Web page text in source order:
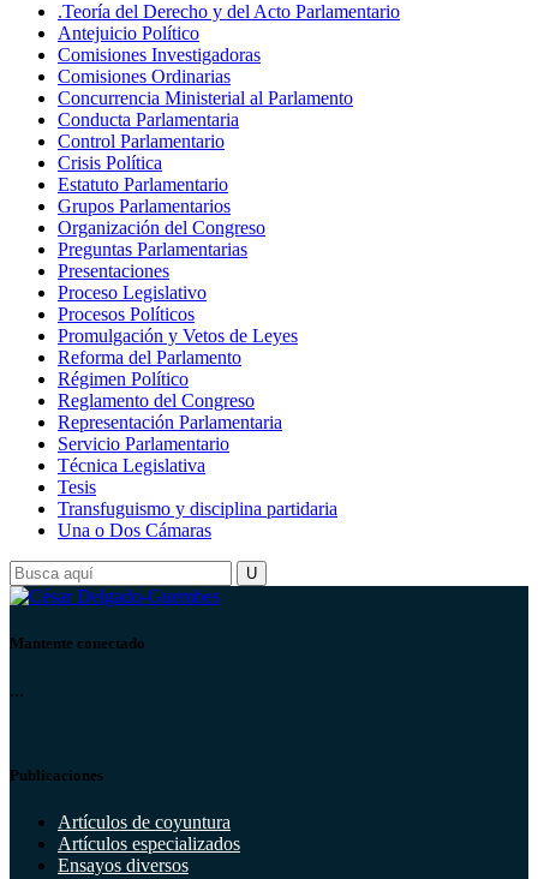
.Teoría del Derecho y del Acto Parlamentario
Antejuicio Político
Comisiones Investigadoras
Comisiones Ordinarias
Concurrencia Ministerial al Parlamento
Conducta Parlamentaria
Control Parlamentario
Crisis Política
Estatuto Parlamentario
Grupos Parlamentarios
Organización del Congreso
Preguntas Parlamentarias
Presentaciones
Proceso Legislativo
Procesos Políticos
Promulgación y Vetos de Leyes
Reforma del Parlamento
Régimen Político
Reglamento del Congreso
Representación Parlamentaria
Servicio Parlamentario
Técnica Legislativa
Tesis
Transfuguismo y disciplina partidaria
Una o Dos Cámaras
Mantente conectado
...
Publicaciones
Artículos de coyuntura
Artículos especializados
Ensayos diversos